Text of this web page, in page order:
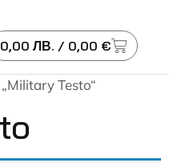
0,00 ЛВ. / 0,00 €
Testo“